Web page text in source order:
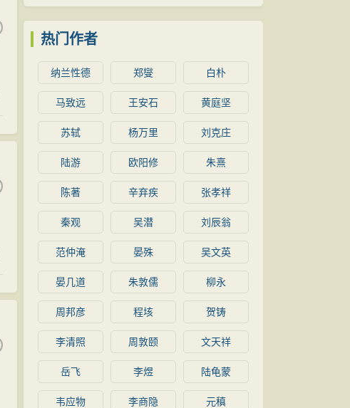
热门作者
纳兰性德 郑燮 白朴
马致远 王安石 黄庭坚
苏轼 杨万里 刘克庄
陆游 欧阳修 朱熹
陈著 辛弃疾 张孝祥
秦观 吴潜 刘辰翁
范仲淹 晏殊 吴文英
晏几道 朱敦儒 柳永
周邦彦 程垓 贺铸
李清照 周敦颐 文天祥
岳飞 李煜 陆龟蒙
韦应物 李商隐 元稹